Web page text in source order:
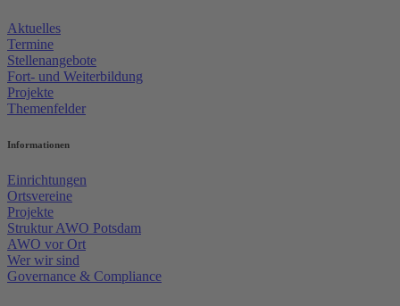
Aktuelles
Termine
Stellenangebote
Fort- und Weiterbildung
Projekte
Themenfelder
Informationen
Einrichtungen
Ortsvereine
Projekte
Struktur AWO Potsdam
AWO vor Ort
Wer wir sind
Governance & Compliance